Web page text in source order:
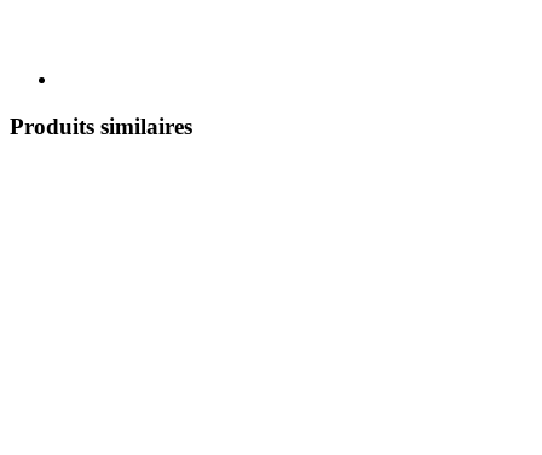
Produits similaires